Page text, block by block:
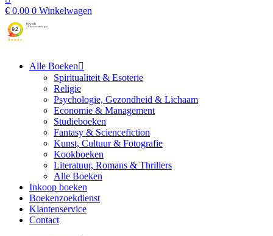
€ 0,00 0 Winkelwagen
Alle Boeken
Spiritualiteit & Esoterie
Religie
Psychologie, Gezondheid & Lichaam
Economie & Management
Studieboeken
Fantasy & Sciencefiction
Kunst, Cultuur & Fotografie
Kookboeken
Literatuur, Romans & Thrillers
Alle Boeken
Inkoop boeken
Boekenzoekdienst
Klantenservice
Contact